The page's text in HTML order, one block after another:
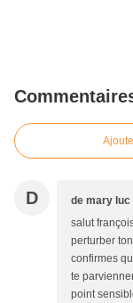
D de mary luc
salut
perturber
confirmes
te
point